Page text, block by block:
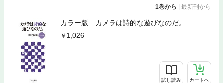
1巻から 最新刊から
カラー版 カメラは詩的な遊びなのだ。
1,026
試し読み カートへ